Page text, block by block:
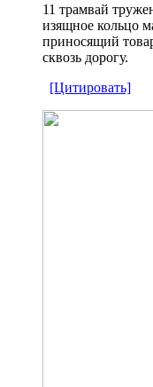
11 трамвай
изящное кольцо
приносящий
сквозь дорогу.
[Цитировать]